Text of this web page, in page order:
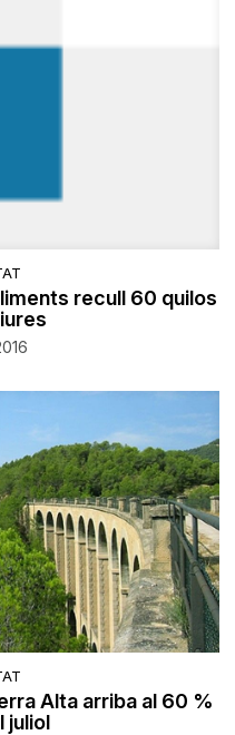
recull 60 quilos
Alta arriba al 60 %
juliol